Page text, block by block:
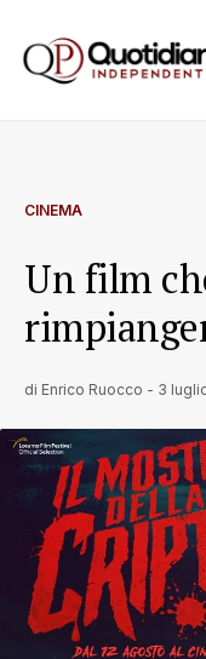
CINEMA
Un film
di Enrico Ruocco - 3